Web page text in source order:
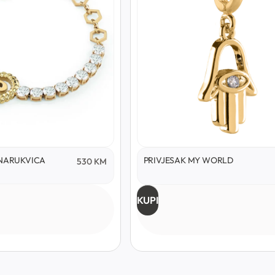
530 KM PRIVJESAK MY WORLD
KUPI